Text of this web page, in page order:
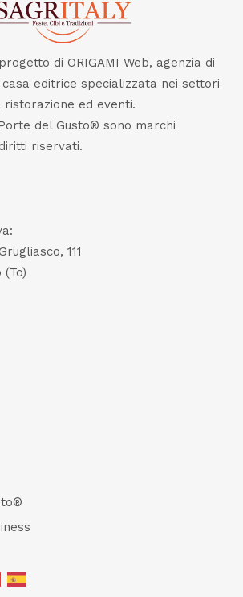
di ORIGAMI Web, agenzia di
casa editrice specializzata nei settori
ristorazione ed eventi.
del Gusto® sono marchi
riservati.
111
(To)